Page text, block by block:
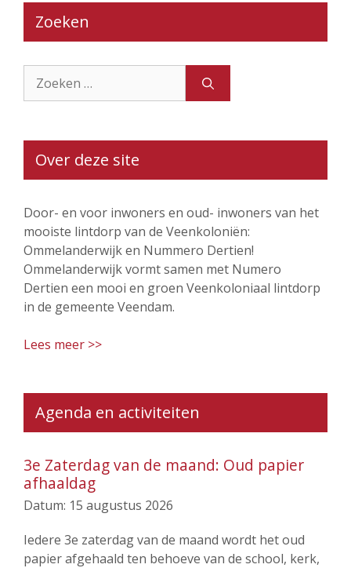
Zoeken
naar:
Over deze site
Door- en voor inwoners en oud- inwoners van het
mooiste lintdorp van de Veenkoloniën:
Ommelanderwijk en Nummero Dertien!
Ommelanderwijk vormt samen met Numero
Dertien een mooi en groen Veenkoloniaal lintdorp
in de gemeente Veendam.
Lees meer >>
Agenda en activiteiten
3e Zaterdag van de maand: Oud papier
afhaaldag
Datum: 15 augustus 2026
Iedere 3e zaterdag van de maand wordt het oud
papier afgehaald ten behoeve van de school, kerk,